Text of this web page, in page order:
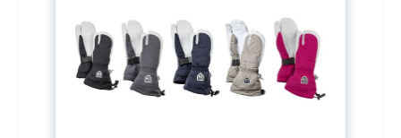
Nähte und hält es geschmeidig.Nur Handwäsche:Wir
empfehlen, die Handschuhe nicht zu oft zu waschen.
Herausnehmbares Futter ist bei 40°C in der
Waschmaschine waschbar. Trocknen: Kein
Wäschetrockner Heizkörper vermeiden, sie trocknen
das Leder aus. Sonstiges:Handschuhe mit
atmungsaktiver Membrane sollten nicht mit